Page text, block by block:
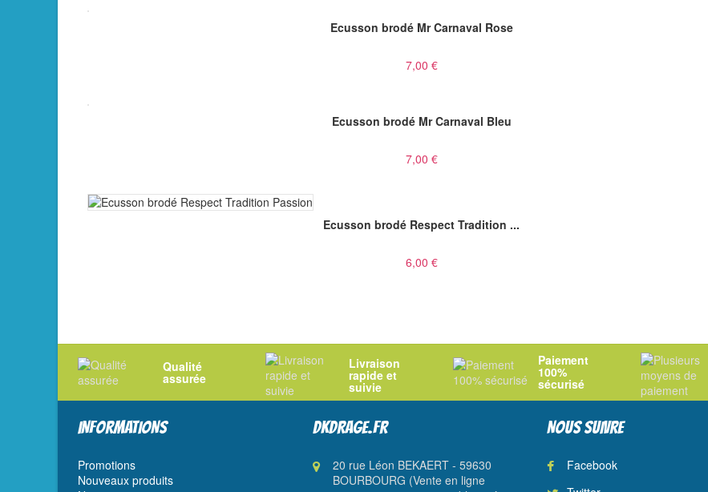
Ecusson brodé Mr Carnaval Rose
7,00 €
Ecusson brodé Mr Carnaval Bleu
7,00 €
Ecusson brodé Respect Tradition ...
6,00 €
Qualité
assurée
Livraison
rapide et
suivie
Paiement
100%
sécurisé
INFORMATIONS
Promotions
Nouveaux produits
DKDRAGE.FR
20 rue Léon BEKAERT - 59630
BOURBOURG (Vente en ligne
NOUS SUIVRE
Facebook